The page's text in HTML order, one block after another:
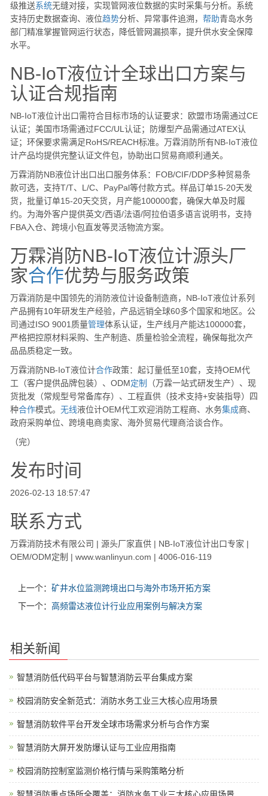
级推送系统无缝对接，实现管网液位数据的实时采集与分析。系统
支持历史数据查询、液位趋势分析、异常事件追溯， 帮助青岛水务
部门精准掌握管网运行状态，降低管网漏损率，提升供水安全保障
水平。
NB-IoT液位计全球出口方案与
认证合规指南
NB-IoT液位计出口需符合目标市场的认证要求：欧盟市场需通过CE
认证；美国市场需通过FCC/UL认证；防爆型产品需通过ATEX认
证；环保要求需满足RoHS/REACH标准。万霖消防所有NB-IoT液位
计产品均提供完整认证文件包，协助出口贸易商顺利通关。
万霖消防NB液位计出口出口服务体系：FOB/CIF/DDP多种贸易条
款可选，支持T/T、L/C、PayPal等付款方式。样品订单15-20天发
货，批量订单15-20天交货，月产能100000套，确保大单及时履
约。为海外客户提供英文/西语/法语/阿拉伯语多语言说明书，支持
FBA入仓、跨境小包直发等灵活物流方案。
万霖消防NB-IoT液位计源头厂
家合作优势与服务政策
万霖消防是中国领先的消防液位计设备制造商，NB-IoT液位计系列
产品拥有10年研发生产经验，产品远销全球60多个国家和地区。公
司通过ISO 9001质量管理体系认证，生产线月产能达100000套，
严格把控原材料采购、生产制造、质量检验全流程，确保每批次产
品品质稳定一致。
万霖消防NB-IoT液位计合作政策：起订量低至10套，支持OEM代
工（客户提供品牌包装）、ODM定制
（万霖一站式研发生产）、现
货批发（常规型号常备库存）、工程直供（技术支持+安装指导）四
种合作模式。 无线液位计OEM代工欢迎消防工程商、水务集成商、
政府采购单位、跨境电商卖家、海外贸易代理商洽谈合作。
（完）
发布时间
2026-02-13 18:57:47
联系方式
万霖消防技术有限公司 | 源头厂家直供 | NB-IoT液位计出口专家 |
OEM/ODM定制 | www.wanlinyun.com | 4006-016-119
上一个： 矿井水位监测跨境出口与海外市场开拓方案
下一个： 高频雷达液位计行业应用案例与解决方案
相关新闻
智慧消防低代码平台与智慧消防云平台集成方案
校园消防安全新范式：消防水务工业三大核心应用场景
智慧消防软件平台开发全球市场需求分析与合作方案
智慧消防大屏开发防爆认证与工业应用指南
校园消防控制室监测价格行情与采购策略分析